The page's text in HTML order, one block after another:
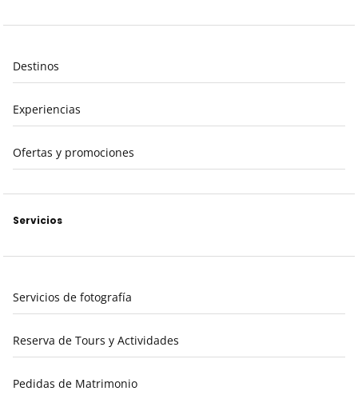
Destinos
Experiencias
Ofertas y promociones
Servicios
Servicios de fotografía
Reserva de Tours y Actividades
Pedidas de Matrimonio